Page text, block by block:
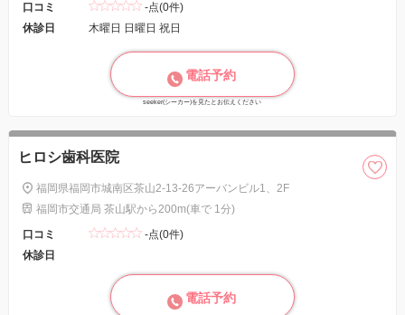
口コミ
-点(0件)
休診日
木曜日 日曜日 祝日
電話予約
seeker(シーカー)を見たとお伝えください
ヒロシ歯科医院
福岡県福岡市城南区茶山2-13-26アーバンビル1、2F
福岡市交通局 茶山駅から200m(車で 1分)
口コミ
-点(0件)
休診日
電話予約